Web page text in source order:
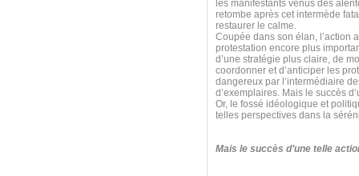
les manifestants venus des
retombe après cet intermède
restaurer le calme.
Coupée dans son élan, l’action
protestation encore plus
d’une stratégie plus claire, de
coordonner et d’anticiper les
dangereux par l’intermédiaire
d’exemplaires. Mais le succès
Or, le fossé idéologique et
telles perspectives dans la
Mais le succès d’une telle